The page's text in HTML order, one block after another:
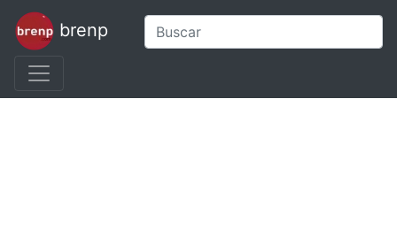
brenp